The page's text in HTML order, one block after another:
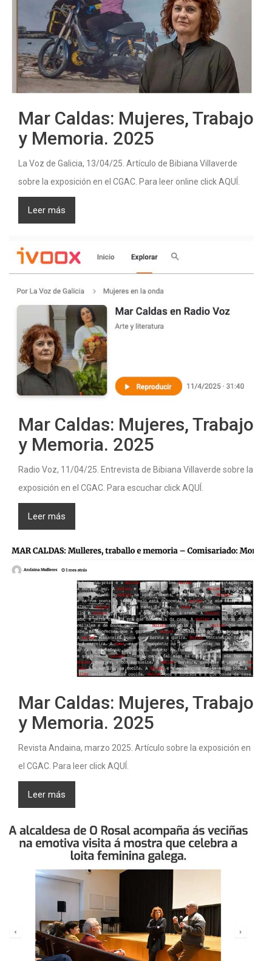
Mar Caldas: Mujeres, Trabajo
y Memoria. 2025
La Voz de Galicia, 13/04/25. Artículo de Bibiana Villaverde
sobre la exposición en el CGAC. Para leer online click AQUÍ.
Leer más
Mar Caldas: Mujeres, Trabajo
y Memoria. 2025
Radio Voz, 11/04/25. Entrevista de Bibiana Villaverde sobre la
exposición en el CGAC. Para escuchar click AQUÍ.
Leer más
Mar Caldas: Mujeres, Trabajo
y Memoria. 2025
Revista Andaina, marzo 2025. Artículo sobre la exposición en
el CGAC. Para leer click AQUÍ.
Leer más